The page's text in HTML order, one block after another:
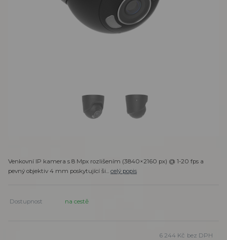
Venkovní IP kamera s 8 Mpx rozlišením (3840×2160 px) @ 1-20 fps a
pevný objektiv 4 mm poskytující ši... celý popis
Dostupnost na cestě
6 244 Kč bez DPH